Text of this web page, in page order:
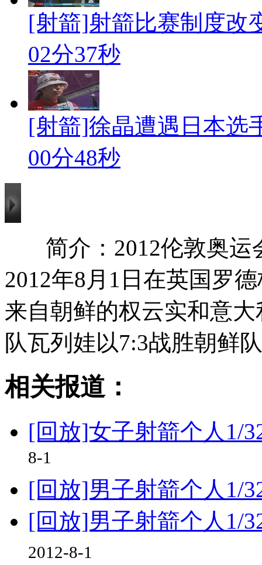
[射箭]射箭比赛制度改
02分37秒
[射箭]徐晶遭遇日本选
00分48秒
简介：2012伦敦奥
2012年8月1日在英国罗
来自朝鲜的权云实和意
队瓦列娃以7:3战胜朝鲜
相关报道：
[回放]女子射箭个人1/
8-1
[回放]男子射箭个人1/
[回放]男子射箭个人1/
2012-8-1